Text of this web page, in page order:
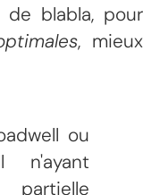
de blabla, pour
, mieux
ou
n'ayant
partielle